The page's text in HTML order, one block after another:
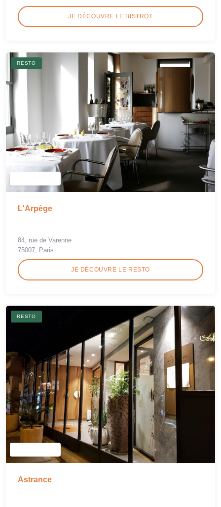
JE DÉCOUVRE LE BISTROT
RESTO
L'Arpège
84, rue de Varenne
75007, Paris
JE DÉCOUVRE LE RESTO
RESTO
Astrance